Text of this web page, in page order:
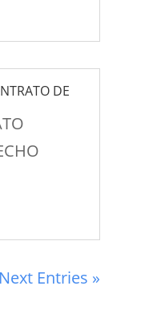
DE
Next Entries »